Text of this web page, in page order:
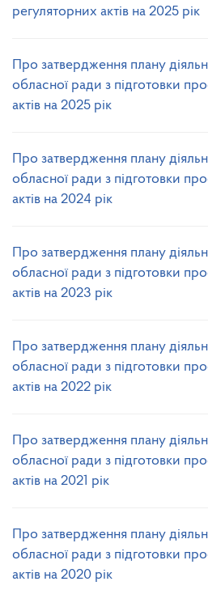
регуляторних актів на 2025 рік
Про затвердження плану
обласної ради з підготовки
актів на 2025 рік
Про затвердження плану
обласної ради з підготовки
актів на 2024 рік
Про затвердження плану
обласної ради з підготовки
актів на 2023 рік
Про затвердження плану
обласної ради з підготовки
актів на 2022 рік
Про затвердження плану
обласної ради з підготовки
актів на 2021 рік
Про затвердження плану
обласної ради з підготовки
актів на 2020 рік